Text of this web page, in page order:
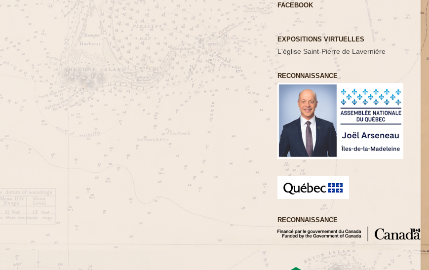
FACEBOOK
EXPOSITIONS VIRTUELLES
L'église Saint-Pierre de Lavernière
RECONNAISSANCE
RECONNAISSANCE